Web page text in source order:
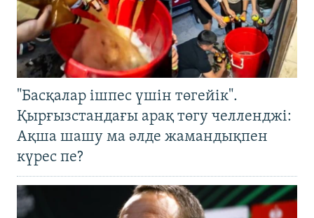
"Басқалар ішпес үшін төгейік".
Қырғызстандағы арақ төгу челленджі:
Ақша шашу ма әлде жамандықпен
күрес пе?